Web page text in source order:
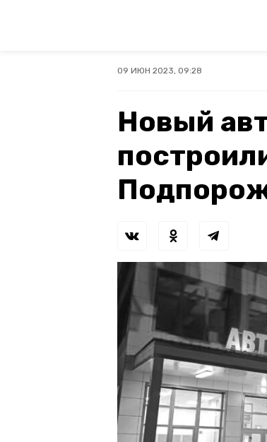
09 ИЮН 2023, 09:28
Новый